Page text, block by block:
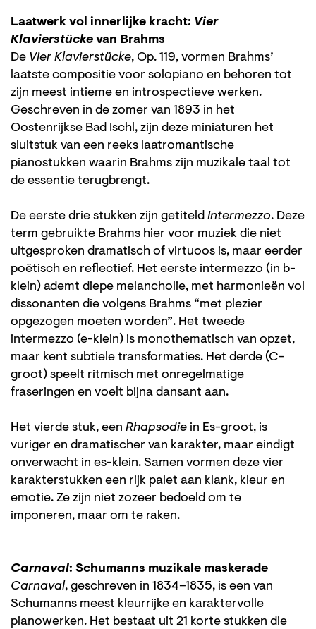
Laatwerk vol innerlijke kracht: Vier
Klavierstücke van Brahms
De Vier Klavierstücke, Op. 119, vormen Brahms’
laatste compositie voor solopiano en behoren tot
zijn meest intieme en introspectieve werken.
Geschreven in de zomer van 1893 in het
Oostenrijkse Bad Ischl, zijn deze miniaturen het
sluitstuk van een reeks laatromantische
pianostukken waarin Brahms zijn muzikale taal tot
de essentie terugbrengt.
De eerste drie stukken zijn getiteld Intermezzo. Deze
term gebruikte Brahms hier voor muziek die niet
uitgesproken dramatisch of virtuoos is, maar eerder
poëtisch en reflectief. Het eerste intermezzo (in b-
klein) ademt diepe melancholie, met harmonieën vol
dissonanten die volgens Brahms “met plezier
opgezogen moeten worden”. Het tweede
intermezzo (e-klein) is monothematisch van opzet,
maar kent subtiele transformaties. Het derde (C-
groot) speelt ritmisch met onregelmatige
fraseringen en voelt bijna dansant aan.
Het vierde stuk, een Rhapsodie in Es-groot, is
vuriger en dramatischer van karakter, maar eindigt
onverwacht in es-klein. Samen vormen deze vier
karakterstukken een rijk palet aan klank, kleur en
emotie. Ze zijn niet zozeer bedoeld om te
imponeren, maar om te raken.
Carnaval: Schumanns muzikale maskerade
Carnaval, geschreven in 1834–1835, is een van
Schumanns meest kleurrijke en karaktervolle
pianowerken. Het bestaat uit 21 korte stukken die